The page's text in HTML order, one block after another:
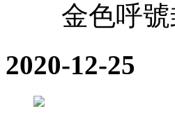
金色呼
2020-12-25